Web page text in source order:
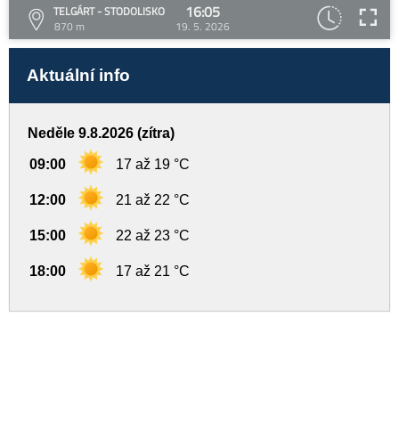
TELGÁRT - STODOLISKO
870 m
16:05
19. 5. 2026
Aktuální info
Neděle 9.8.2026 (zítra)
09:00 17 až 19 °C
12:00 21 až 22 °C
15:00 22 až 23 °C
18:00 17 až 21 °C